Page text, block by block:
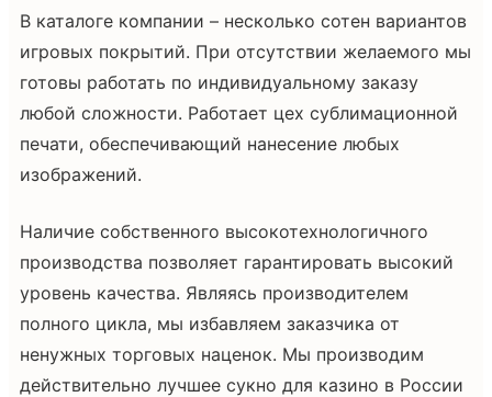
В каталоге компании – несколько сотен вариантов
игровых покрытий. При отсутствии желаемого мы
готовы работать по индивидуальному заказу
любой сложности. Работает цех сублимационной
печати, обеспечивающий нанесение любых
изображений.
Наличие собственного высокотехнологичного
производства позволяет гарантировать высокий
уровень качества. Являясь производителем
полного цикла, мы избавляем заказчика от
ненужных торговых наценок. Мы производим
действительно лучшее сукно для казино в России